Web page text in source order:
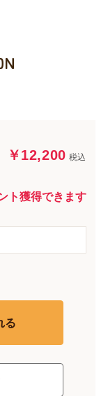
￥12,200 税込
ト獲得できます
る